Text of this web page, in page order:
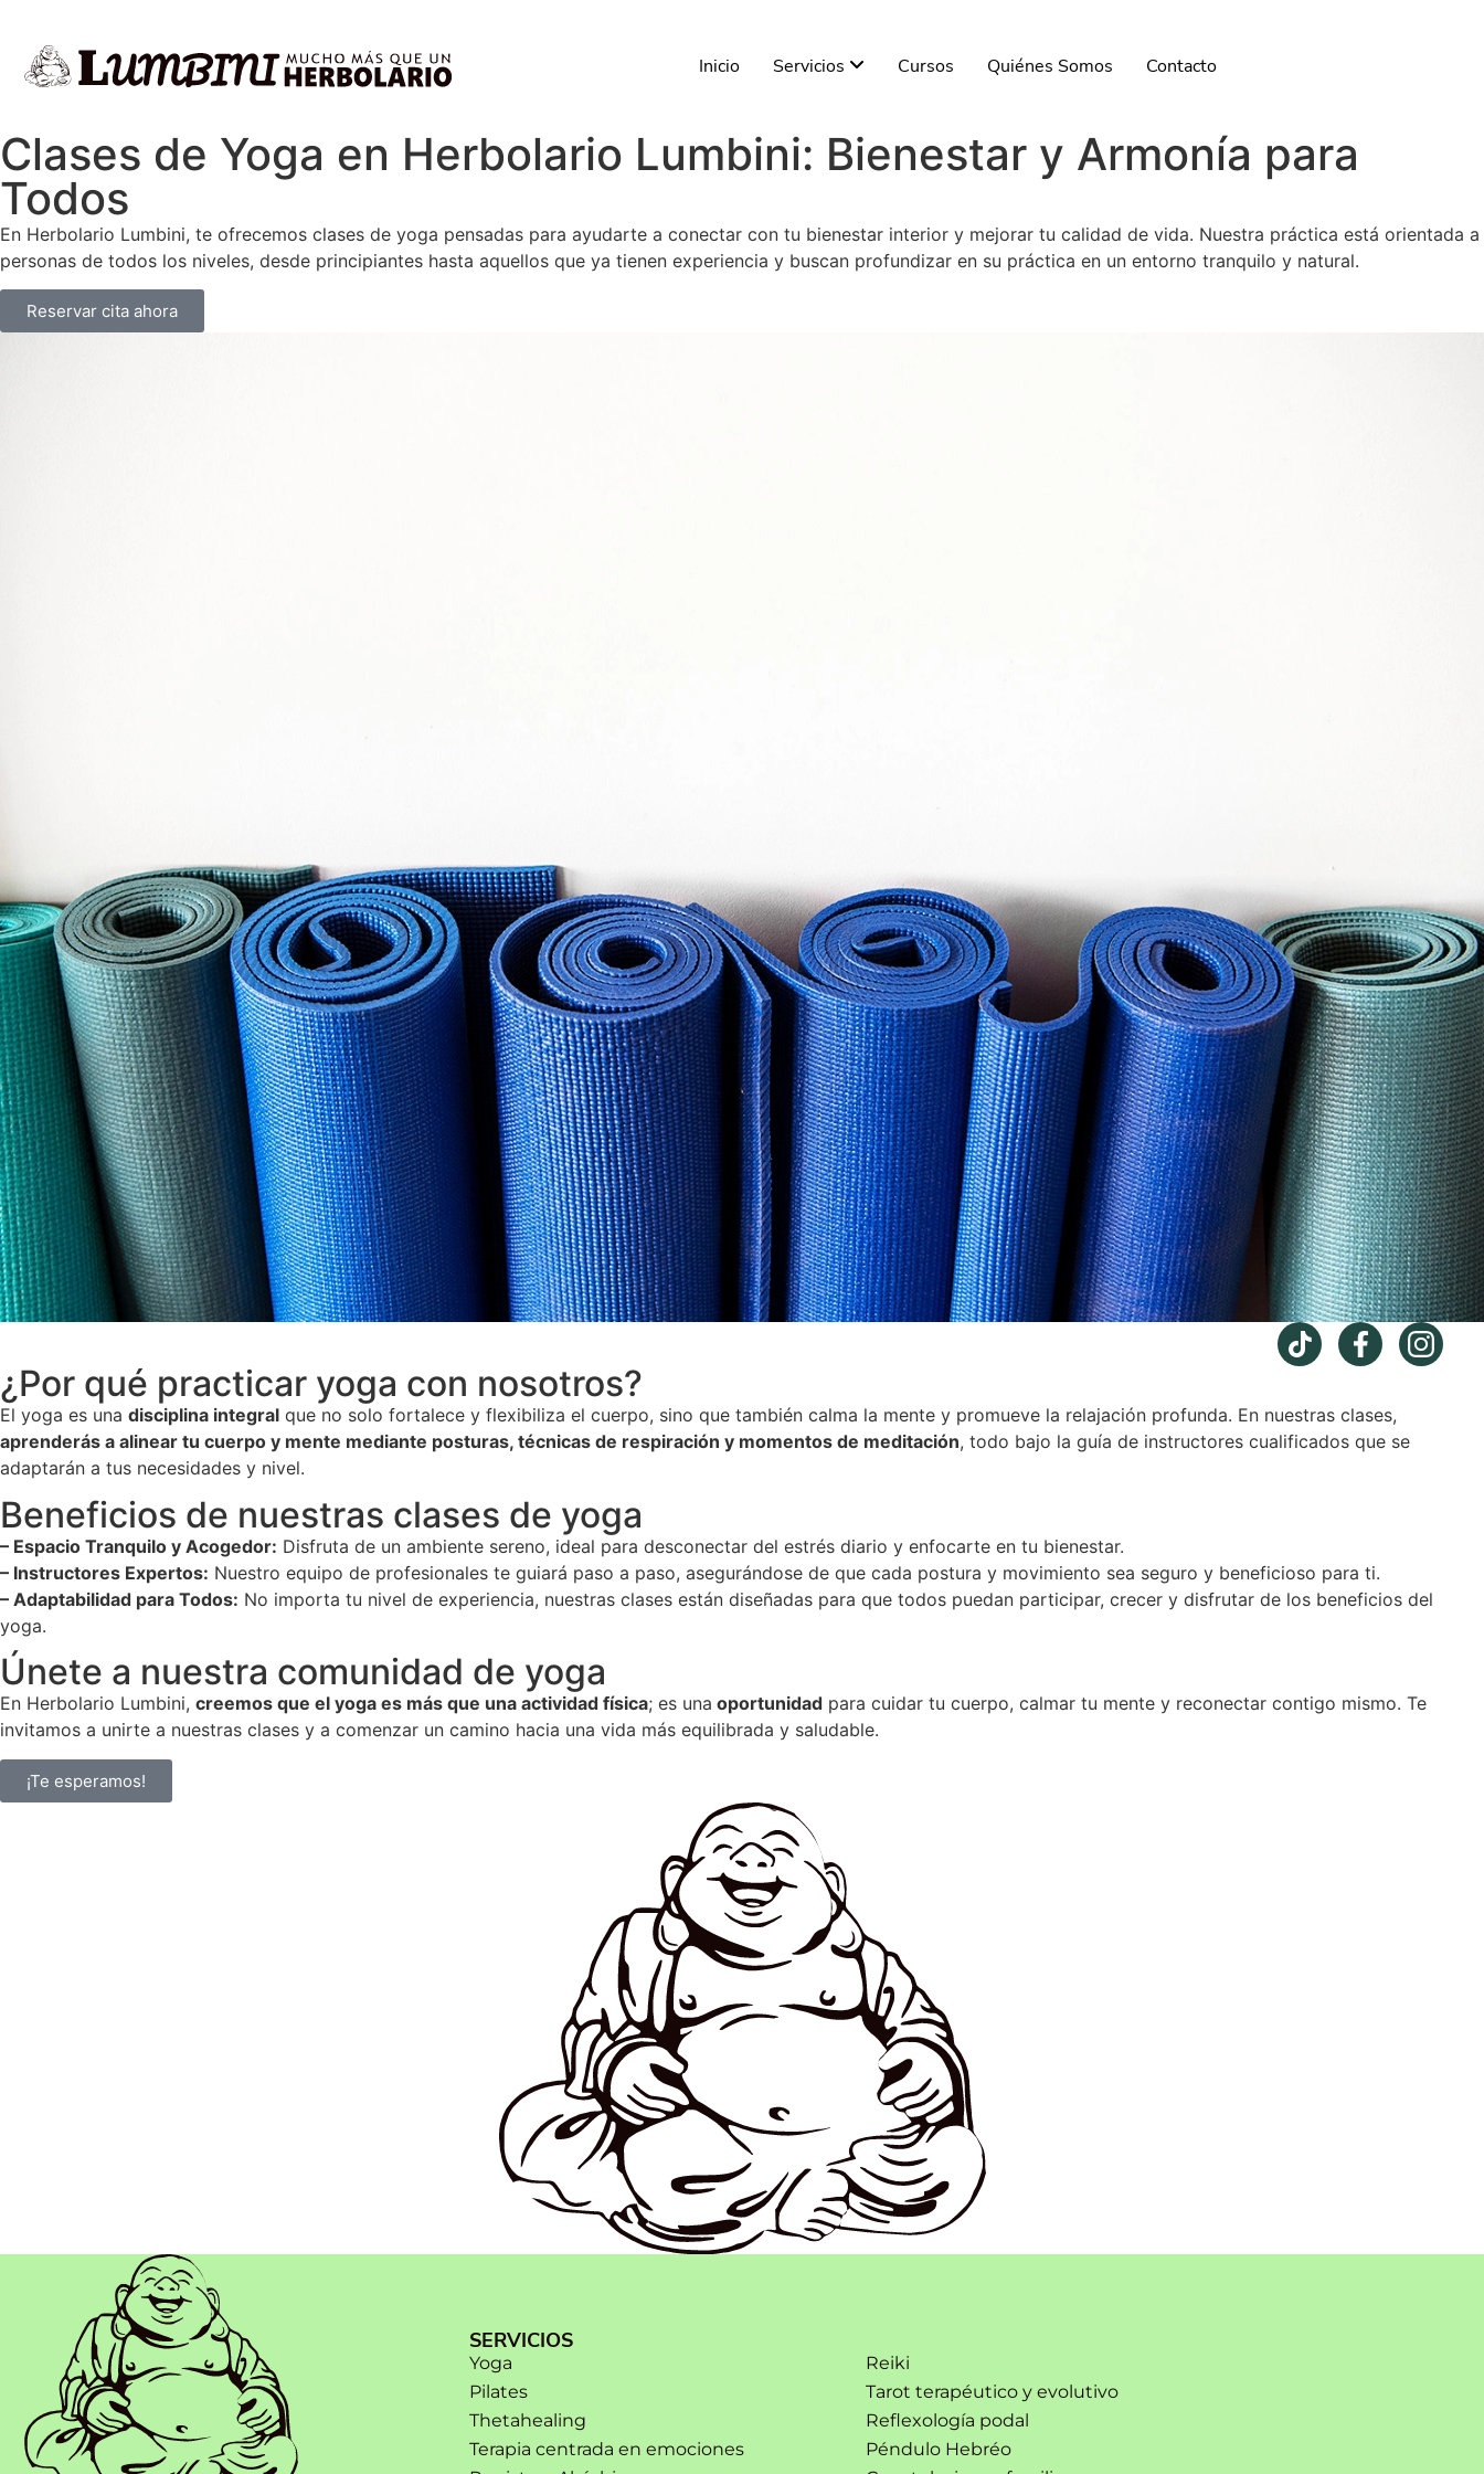
Inicio Servicios Cursos Quiénes Somos Contacto
Clases de Yoga en Herbolario Lumbini: Bienestar y Armonía para
Todos
En Herbolario Lumbini, te ofrecemos clases de yoga pensadas para ayudarte a conectar con tu bienestar interior y mejorar tu calidad de vida. Nuestra práctica está orientada a
personas de todos los niveles, desde principiantes hasta aquellos que ya tienen experiencia y buscan profundizar en su práctica en un entorno tranquilo y natural.
Reservar cita ahora
¿Por qué practicar yoga con nosotros?
El yoga es una disciplina integral que no solo fortalece y flexibiliza el cuerpo, sino que también calma la mente y promueve la relajación profunda. En nuestras clases,
aprenderás a alinear tu cuerpo y mente mediante posturas, técnicas de respiración y momentos de meditación, todo bajo la guía de instructores cualificados que se
adaptarán a tus necesidades y nivel.
Beneficios de nuestras clases de yoga
– Espacio Tranquilo y Acogedor: Disfruta de un ambiente sereno, ideal para desconectar del estrés diario y enfocarte en tu bienestar.
– Instructores Expertos: Nuestro equipo de profesionales te guiará paso a paso, asegurándose de que cada postura y movimiento sea seguro y beneficioso para ti.
– Adaptabilidad para Todos: No importa tu nivel de experiencia, nuestras clases están diseñadas para que todos puedan participar, crecer y disfrutar de los beneficios del
yoga.
Únete a nuestra comunidad de yoga
En Herbolario Lumbini, creemos que el yoga es más que una actividad física; es una oportunidad para cuidar tu cuerpo, calmar tu mente y reconectar contigo mismo. Te
invitamos a unirte a nuestras clases y a comenzar un camino hacia una vida más equilibrada y saludable.
¡Te esperamos!
SERVICIOS
Yoga
Pilates
Thetahealing
Terapia centrada en emociones
Reiki
Tarot terapéutico y evolutivo
Reflexología podal
Péndulo Hebréo